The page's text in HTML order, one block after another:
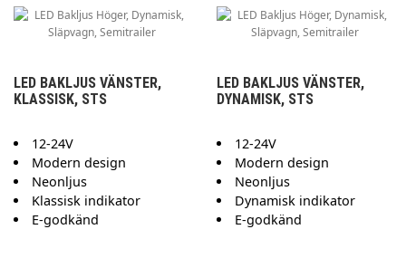
LED BAKLJUS VÄNSTER,
KLASSISK, STS
12-24V
Modern design
Neonljus
Klassisk indikator
E-godkänd
LED BAKLJUS VÄNSTER,
DYNAMISK, STS
12-24V
Modern design
Neonljus
Dynamisk indikator
E-godkänd